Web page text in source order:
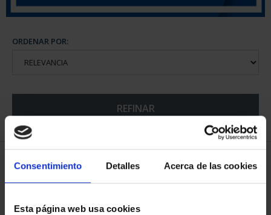
Consentimiento Detalles Acerca de las cookies
Esta página web usa cookies
ORDENAR POR:
REFINAR
5 Productos encontrados